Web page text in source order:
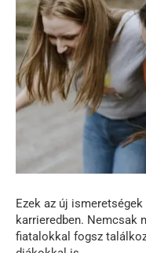
Ezek az új
karrieredben. Nemcsak
fiatalokkal fogsz